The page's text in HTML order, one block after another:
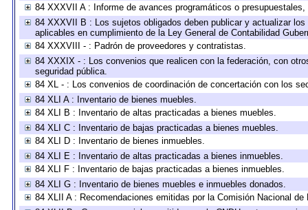
84 XXXVII A : Informe de avances programáticos o
84 XXXVII B : Los sujetos obligados deben publicar y actualizar
aplicables en cumplimiento de la Ley General de Contabilidad
84 XXXVIII - : Padrón de proveedores y contratistas.
84 XXXIX - : Los convenios que realicen con la federación, con
seguridad pública.
84 XL - : Los convenios de coordinación de concertación con los
84 XLI A : Inventario de bienes muebles.
84 XLI B : Inventario de altas practicadas a bienes muebles.
84 XLI C : Inventario de bajas practicadas a bienes muebles.
84 XLI D : Inventario de bienes inmuebles.
84 XLI E : Inventario de altas practicadas a bienes inmuebles.
84 XLI F : Inventario de bajas practicadas a bienes inmuebles.
84 XLI G : Inventario de bienes muebles e inmuebles donados.
84 XLII A : Recomendaciones emitidas por la Comisión Nacional de